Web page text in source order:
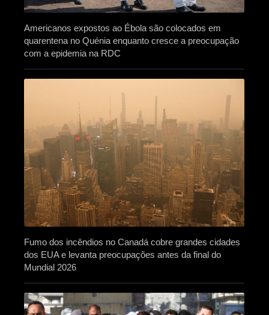
Americanos expostos ao Ébola são colocados em
quarentena no Quénia enquanto cresce a preocupação
com a epidemia na RDC
Fumo dos incêndios no Canadá cobre grandes cidades
dos EUA e levanta preocupações antes da final do
Mundial 2026